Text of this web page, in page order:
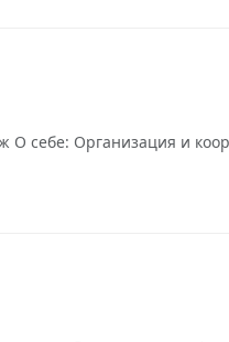
О себе: Организация и